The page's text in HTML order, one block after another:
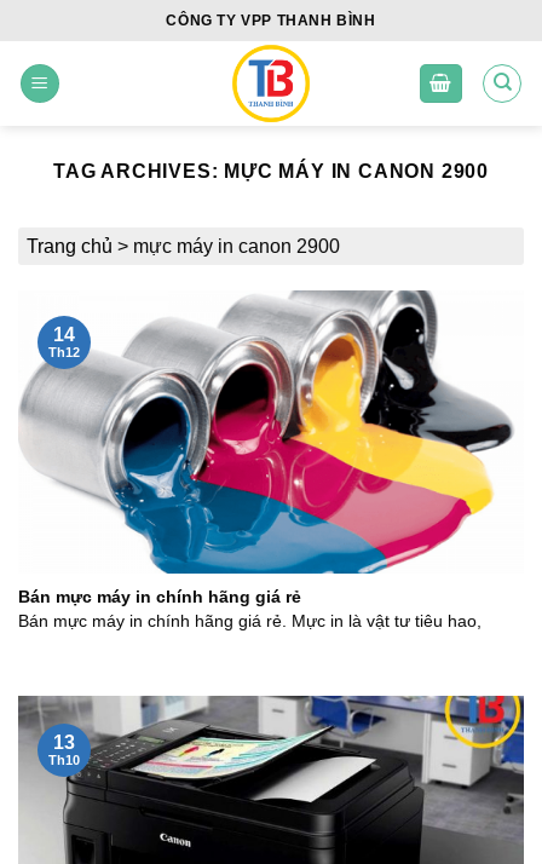
content
CÔNG TY VPP THANH BÌNH
TAG ARCHIVES: MỰC MÁY IN CANON 2900
Trang chủ > mực máy in canon 2900
Bán mực máy in chính hãng giá rẻ
Bán mực máy in chính hãng giá rẻ. Mực in là vật tư tiêu hao,
14
Th12
13
Th10